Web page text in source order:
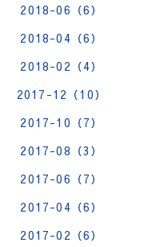
2018-06（6）
2018-04（6）
2018-02（4）
2017-12（10）
2017-10（7）
2017-08（3）
2017-06（7）
2017-04（6）
2017-02（6）